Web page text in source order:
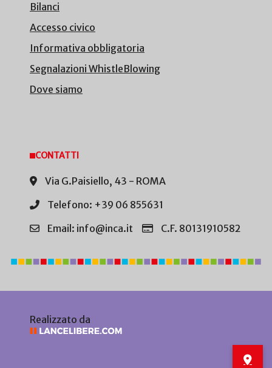
Bilanci
Accesso civico
Informativa obbligatoria
Segnalazioni WhistleBlowing
Dove siamo
CONTATTI
Via G.Paisiello, 43 - ROMA
Telefono: +39 06 855631
Email: info@inca.it
C.F. 80131910582
Realizzato da